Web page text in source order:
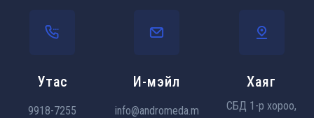
Утас
9918-7255
И-мэйл
info@andromeda.m
Хаяг
СБД 1-р хороо,